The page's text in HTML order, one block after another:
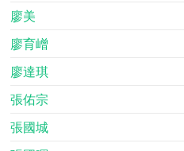
廖美
廖育嶒
廖達琪
張佑宗
張國城